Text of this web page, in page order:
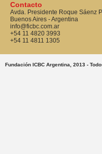
Contacto
Avda. Presidente Roque Sáenz
Buenos Aires - Argentina
info@ficbc.com.ar
+54 11 4820 3993
+54 11 4811 1305
Fundación ICBC Argentina, 2013 -